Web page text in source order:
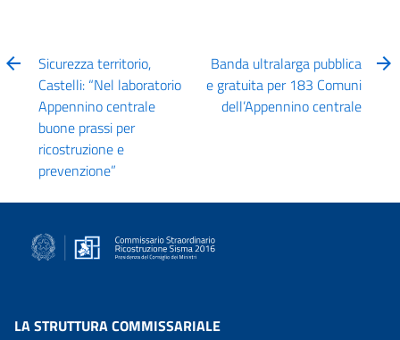
Sicurezza territorio,
Castelli: “Nel laboratorio
Appennino centrale
buone prassi per
ricostruzione e
prevenzione”
Banda ultralarga pubblica
e gratuita per 183 Comuni
dell’Appennino centrale
LA STRUTTURA COMMISSARIALE